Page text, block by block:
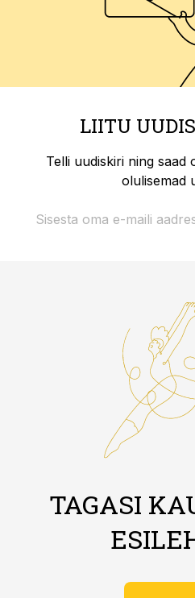
LIITU
Telli uudiskiri ning saad
olulisemad
TAGASI